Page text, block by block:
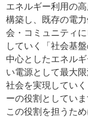
エネルギー利用の
構築し、既存の電
会・コミュニティ
していく「社会基
中心としたエネル
い電源として最大
社会を実現してい
ーの役割としていま
この役割を担うた